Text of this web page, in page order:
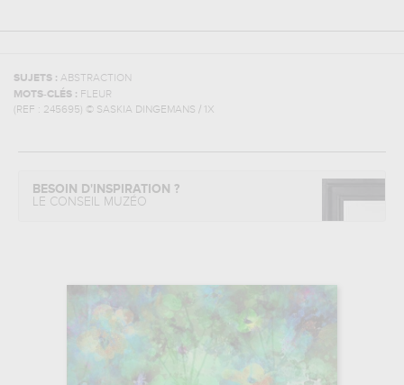
SUJETS : ABSTRACTION
MOTS-CLÉS : FLEUR
(REF : 245695) © SASKIA DINGEMANS / 1X
BESOIN D'INSPIRATION ?
LE CONSEIL MUZÉO